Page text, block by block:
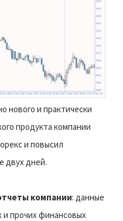
нового и практически
продукта компании
и повысил
двух дней.
компании: данные
и прочих финансовых